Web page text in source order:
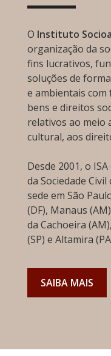
O Instituto
organização da
fins lucrativos,
soluções de
e ambientais com
bens e direitos
relativos ao meio
cultural, aos
Desde 2001, o
da Sociedade
sede em São
(DF), Manaus
da Cachoeira
(SP) e Altamira
SAIBA MAIS